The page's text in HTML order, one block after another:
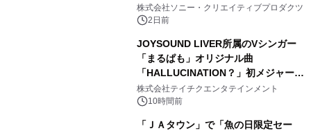
ラボレーション サウナイキタイコラ
ボグッズも発売決定！
株式会社ソニー・クリエイティブプロダクツ
2日前
JOYSOUND LIVER所属のVシンガー
「まるぱも」オリジナル曲
「HALLUCINATION？」初メジャー配
信リリース決定！
株式会社テイチクエンタテインメント
10時間前
「ＪＡタウン」で「魚の日限定セー